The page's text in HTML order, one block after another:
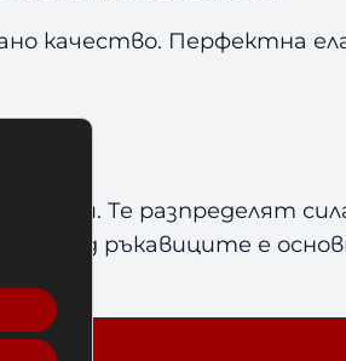
качество. Перфектна
Те разпределят
под ръкавиците е